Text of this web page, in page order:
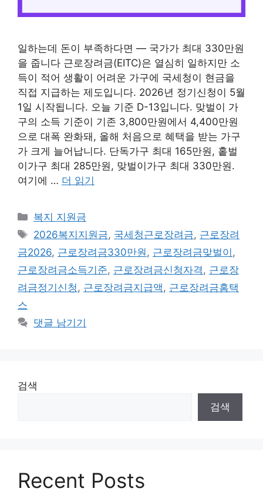
일하는데 돈이 부족하다면 — 국가가 최대 330만원
을 줍니다 근로장려금(EITC)은 열심히 일하지만 소
득이 적어 생활이 어려운 가구에 국세청이 현금을
직접 지급하는 제도입니다. 2026년 정기신청이 5월
1일 시작됩니다. 오늘 기준 D-13입니다. 맞벌이 가
구의 소득 기준이 기존 3,800만원에서 4,400만원
으로 대폭 완화돼, 올해 처음으로 혜택을 받는 가구
가 크게 늘어납니다. 단독가구 최대 165만원, 홑벌
이가구 최대 285만원, 맞벌이가구 최대 330만원.
여기에 … 더 읽기
카
테
리
복지 지원금
태
그
2026복지지원금, 국세청근로장려금, 근로장려
금2026, 근로장려금330만원 , 근로장려금맞벌이 ,
근로장려금소득기준, 근로장려금신청자격 , 근로장
려금정기신청 , 근로장려금지급액 , 근로장려금홈택
스
댓글 남기기
검색
검색
Recent Posts